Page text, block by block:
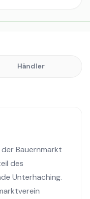
Händler
Bauernmarkt
des
Unterhaching.